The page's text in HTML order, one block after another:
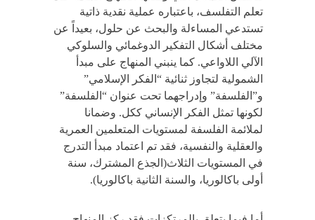
تعلم التفلسف، باعتباره عملية نقدية ذاتية
تستدعي المساءلة والبحث عن حلول، بعيداً عن
مختلف أشكال التفكير الدوغمائي والسلوكي
الآلي اللاواعي. كما ينبني المنهاج على مبدأ
الشمولية لتجاوز ثنائية “الفكر الإسلامي”
و”الفلسفة” وإدراجهما تحت عنوان “الفلسفة”
لكونها تمثل الفكر الإنساني ككل. وضمانا
لملائمة الفلسفة لمستويات المتعلمين العمرية
والعقلية والنفسية، فقد تم اعتماد مبدأ التدرج
في المستويات الثلاث(الجذع المشترك، سنة
أولى باكالوريا، والسنة الثانية باكالوريا).